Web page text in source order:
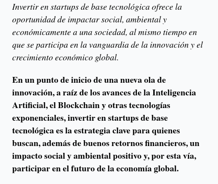
Invertir en startups de base tecnológica ofrece la
oportunidad de impactar social, ambiental y
económicamente a una sociedad, al mismo tiempo en
que se participa en la vanguardia de la innovación y el
crecimiento económico global.
En un punto de inicio de una nueva ola de
innovación, a raíz de los avances de la Inteligencia
Artificial, el Blockchain y otras tecnologías
exponenciales, invertir en startups de base
tecnológica es la estrategia clave para quienes
buscan, además de buenos retornos financieros, un
impacto social y ambiental positivo y, por esta vía,
participar en el futuro de la economía global.